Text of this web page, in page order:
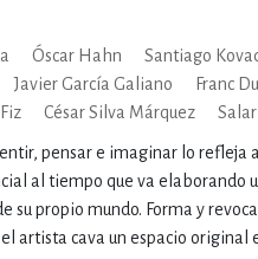
Óscar Hahn Santiago
Javier García Galiano Franc
César Silva Márquez
pensar e imaginar lo
al tiempo que va elaborando
su propio mundo. Forma y
artista cava un espacio original